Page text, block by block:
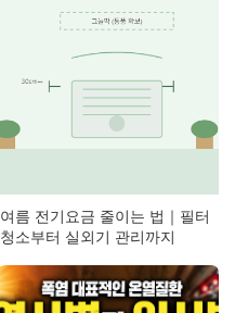
여름 전기요금 줄이는 법｜필터
청소부터 실외기 관리까지